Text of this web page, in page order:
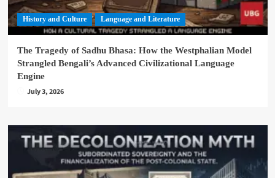
History and Culture Language and Literature
The Tragedy of Sadhu Bhasa: How the Westphalian Model
Strangled Bengali’s Advanced Civilizational Language
Engine
July 3, 2026